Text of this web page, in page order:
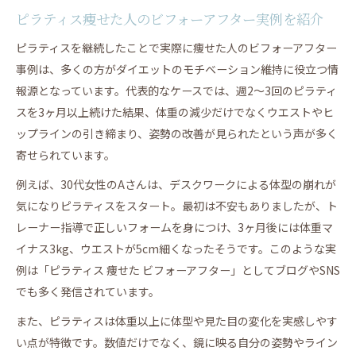
ピラティス痩せた人のビフォーアフター実例を紹介
ピラティスを継続したことで実際に痩せた人のビフォーアフター
事例は、多くの方がダイエットのモチベーション維持に役立つ情
報源となっています。代表的なケースでは、週2〜3回のピラティ
スを3ヶ月以上続けた結果、体重の減少だけでなくウエストやヒ
ップラインの引き締まり、姿勢の改善が見られたという声が多く
寄せられています。
例えば、30代女性のAさんは、デスクワークによる体型の崩れが
気になりピラティスをスタート。最初は不安もありましたが、ト
レーナー指導で正しいフォームを身につけ、3ヶ月後には体重マ
イナス3kg、ウエストが5cm細くなったそうです。このような実
例は「ピラティス 痩せた ビフォーアフター」としてブログやSNS
でも多く発信されています。
また、ピラティスは体重以上に体型や見た目の変化を実感しやす
い点が特徴です。数値だけでなく、鏡に映る自分の姿勢やライン